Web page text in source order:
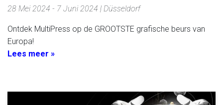
28 Mei 2024 - 7 Juni 2024 | Düsseldorf
Ontdek MultiPress op de GROOTSTE grafische beurs van
Europa!
Lees meer »